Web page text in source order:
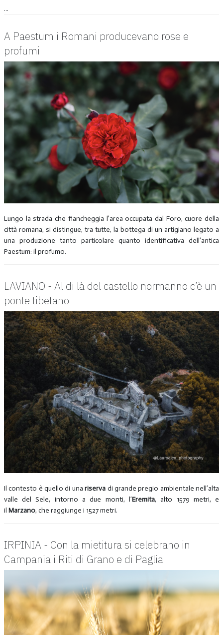
...
A Paestum i Romani producevano rose e
profumi
Lungo la strada che fiancheggia l’area occupata dal Foro, cuore della
città romana, si distingue, tra tutte, la bottega di un artigiano legato a
una produzione tanto particolare quanto identificativa dell’antica
Paestum: il profumo.
LAVIANO - Al di là del castello normanno c’è un
ponte tibetano
Il contesto è quello di unariserva di grande pregio ambientale nell’alta
valle del Sele, intorno a due monti, l’Eremita, alto 1579 metri, e
il Marzano, che raggiunge i 1527 metri.
IRPINIA - Con la mietitura si celebrano in
Campania i Riti di Grano e di Paglia